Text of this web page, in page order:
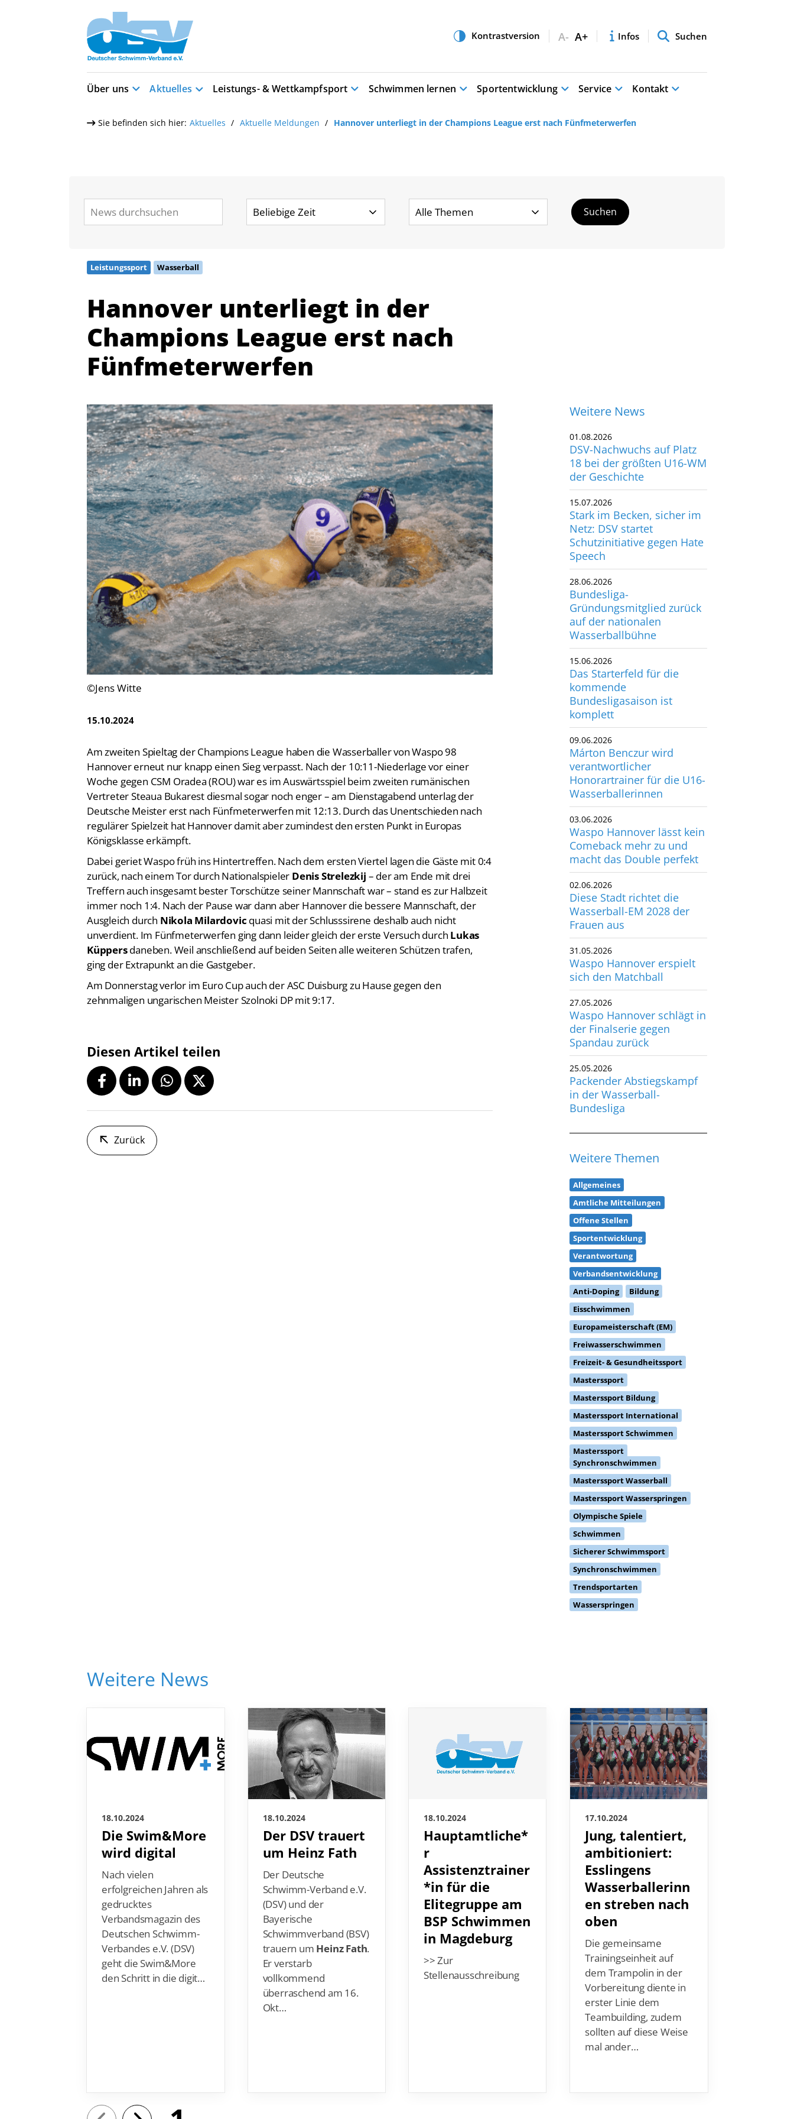
A- A+ Infos Suchen
Über uns Aktuelles Leistungs- & Wettkampfsport Schwimmen lernen Sportentwicklung Service Kontakt
Sie befinden sich hier: Aktuelles Aktuelle Meldungen Hannover unterliegt in der Champions League erst nach Fünfmeterwerfen
Leistungssport Wasserball
Hannover unterliegt in der
Champions League erst nach
Fünfmeterwerfen
©Jens Witte
15.10.2024
Am zweiten Spieltag der Champions League haben die Wasserballer von Waspo 98
Hannover erneut nur knapp einen Sieg verpasst. Nach der 10:11-Niederlage vor einer
Woche gegen CSM Oradea (ROU) war es im Auswärtsspiel beim zweiten rumänischen
Vertreter Steaua Bukarest diesmal sogar noch enger – am Dienstagabend unterlag der
Deutsche Meister erst nach Fünfmeterwerfen mit 12:13. Durch das Unentschieden nach
regulärer Spielzeit hat Hannover damit aber zumindest den ersten Punkt in Europas
Königsklasse erkämpft.
Dabei geriet Waspo früh ins Hintertreffen. Nach dem ersten Viertel lagen die Gäste mit 0:4
zurück, nach einem Tor durch Nationalspieler Denis Strelezkij – der am Ende mit drei
Treffern auch insgesamt bester Torschütze seiner Mannschaft war – stand es zur Halbzeit
immer noch 1:4. Nach der Pause war dann aber Hannover die bessere Mannschaft, der
Ausgleich durch Nikola Milardovic quasi mit der Schlusssirene deshalb auch nicht
unverdient. Im Fünfmeterwerfen ging dann leider gleich der erste Versuch durch Lukas
Küppersdaneben. Weil anschließend auf beiden Seiten alle weiteren Schützen trafen,
ging der Extrapunkt an die Gastgeber.
Am Donnerstag verlor im Euro Cup auch der ASC Duisburg zu Hause gegen den
zehnmaligen ungarischen Meister Szolnoki DP mit 9:17.
Diesen Artikel teilen
Zurück
Weitere News
01.08.2026
DSV-Nachwuchs auf Platz
18 bei der größten U16-WM
der Geschichte
15.07.2026
Stark im Becken, sicher im
Netz: DSV startet
Schutzinitiative gegen Hate
Speech
28.06.2026
Bundesliga-
Gründungsmitglied zurück
auf der nationalen
Wasserballbühne
15.06.2026
Das Starterfeld für die
kommende
Bundesligasaison ist
komplett
09.06.2026
Márton Benczur wird
verantwortlicher
Honorartrainer für die U16-
Wasserballerinnen
03.06.2026
Waspo Hannover lässt kein
Comeback mehr zu und
macht das Double perfekt
02.06.2026
Diese Stadt richtet die
Wasserball-EM 2028 der
Frauen aus
31.05.2026
Waspo Hannover erspielt
sich den Matchball
27.05.2026
Waspo Hannover schlägt in
der Finalserie gegen
Spandau zurück
25.05.2026
Packender Abstiegskampf
in der Wasserball-
Bundesliga
Weitere Themen
Allgemeines
Amtliche Mitteilungen
Offene Stellen
Sportentwicklung
Verantwortung
Verbandsentwicklung
Anti-Doping
Bildung
Eisschwimmen
Europameisterschaft (EM)
Freiwasserschwimmen
Freizeit- & Gesundheitssport
Masterssport
Masterssport Bildung
Masterssport International
Masterssport Schwimmen
Masterssport
Synchronschwimmen
Masterssport Wasserball
Masterssport Wasserspringen
Olympische Spiele
Schwimmen
Sicherer Schwimmsport
Synchronschwimmen
Trendsportarten
Wasserspringen
Weitere News
18.10.2024
Die Swim&More
wird digital
Nach vielen
erfolgreichen Jahren als
gedrucktes
Verbandsmagazin des
Deutschen Schwimm-
Verbandes e.V. (DSV)
geht die Swim&More
den Schritt in die digit…
18.10.2024
Der DSV trauert
um Heinz Fath
Der Deutsche
Schwimm-Verband e.V.
(DSV) und der
Bayerische
Schwimmverband (BSV)
trauern um Heinz Fath.
Er verstarb
vollkommend
überraschend am 16.
Okt…
18.10.2024
Hauptamtliche*
r
Assistenztrainer
*in für die
Elitegruppe am
BSP Schwimmen
in Magdeburg
>> Zur
Stellenausschreibung
17.10.2024
Jung, talentiert,
ambitioniert:
Esslingens
Wasserballerinn
en streben nach
oben
Die gemeinsame
Trainingseinheit auf
dem Trampolin in der
Vorbereitung diente in
erster Linie dem
Teambuilding, zudem
sollten auf diese Weise
mal ander…
Quicklinks
Vereinsfinder
Lizenzwesen
Zentrale Hinweisstelle
Anti-Doping
Recht auf sicheren Schwimmsport
Abteilungen
Schwimmen
Freiwasserschwimmen
Wasserspringen
Wasserball
Synchronschwimmen
Masterssport
Deutscher Schwimm-Verband e.V.
Korbacher Straße 93
D-34132 Kassel
Fax: +49 561 94083-15
info@dsv.de